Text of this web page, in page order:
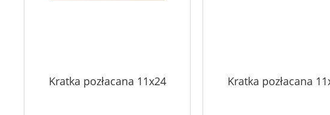
Kratka pozłacana 11x24 Kratka pozłacana